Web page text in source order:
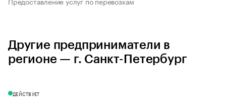
Другие предприниматели в
регионе — г. Санкт-Петербург
ДЕЙСТВУЕТ